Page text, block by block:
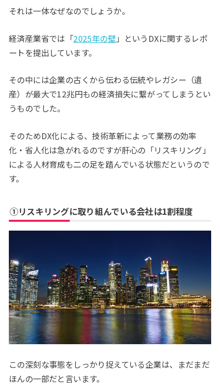
それは一体なぜなのでしょうか。
経済産業省では「2025年の壁」というDXに関するレポ
ートを提出しています。
その中には企業の古くから伝わる伝統やレガシー（遺
産）が最大で12兆円もの経済損失に繋がってしまうとい
うものでした。
そのためDX化による、技術革新によって業務の効率
化・省人化は急がれるのですが肝心の「リスキリング」
による人材育成も二の足を踏んでいる状態だというので
す。
①リスキリングに取り組んでいる会社は1割程度
この深刻な事態をしっかり捉えている企業は、まだまだ
ほんの一部だと言います。